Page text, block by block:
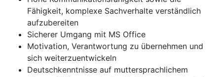
Fähigkeit, komplexe Sachverhalte verständlich
aufzubereiten
Sicherer Umgang mit MS Office
Motivation, Verantwortung zu übernehmen und
sich weiterzuentwickeln
Deutschkenntnisse auf muttersprachlichem